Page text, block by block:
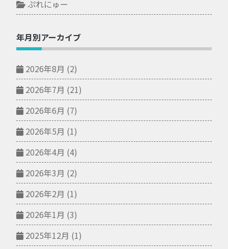
ぷれにゅー
年月別アーカイブ
2026年8月 (2)
2026年7月 (21)
2026年6月 (7)
2026年5月 (1)
2026年4月 (4)
2026年3月 (2)
2026年2月 (1)
2026年1月 (3)
2025年12月 (1)